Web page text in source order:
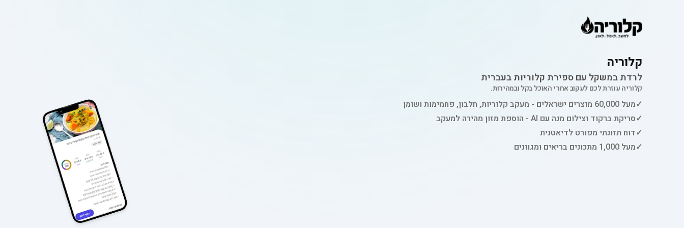
קלוריה
לרדת במשקל עם ספירת קלוריות בעברית
קלוריה עוזרת לכם לעקוב אחרי האוכל בקל ובמהירות.
✓מעל 60,000 מוצרים ישראלים - מעקב קלוריות, חלבון, פחמימות ושומן
✓סריקת ברקוד וצילום מנה עם AI - הוספת מזון מהירה למעקב
✓דוח תזונתי מפורט לדיאטנית
✓מעל 1,000 מתכונים בריאים ומגוונים